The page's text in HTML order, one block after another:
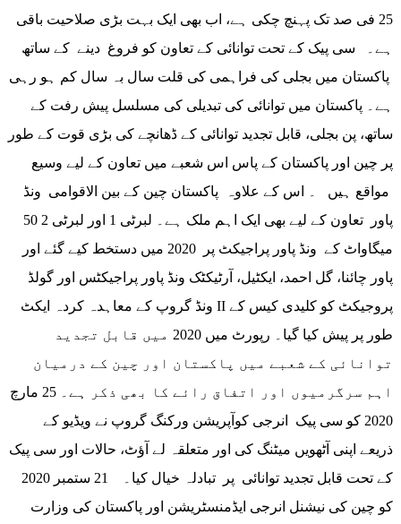
25 فی صد تک پہنچ چکی ہے، اب بھی ایک بہت بڑی صلاحیت باقی
ہے۔ سی پیک کے تحت توانائی کے تعاون کو فروغ دینے کے ساتھ
پاکستان میں بجلی کی فراہمی کی قلت سال بہ سال کم ہو رہی
ہے۔ پاکستان میں توانائی کی تبدیلی کی مسلسل پیش رفت کے
ساتھ، پن بجلی، قابل تجدید توانائی کے ڈھانچے کی بڑی قوت کے طور
پر چین اور پاکستان کے پاس اس شعبے میں تعاون کے لیے وسیع
مواقع ہیں ۔ اس کے علاوہ پاکستان چین کے بین الاقوامی ونڈ
پاور تعاون کے لیے بھی ایک اہم ملک ہے۔ لبرٹی 1 اور لبرٹی 2 50
میگاواٹ کے ونڈ پاور پراجیکٹ پر 2020 میں دستخط کیے گئے اور
پاور چائنا، گل احمد، ایکٹیل، آرٹیکٹک ونڈ پاور پراجیکٹس اور گولڈ
ونڈ گروپ کے معاہدہ کردہ ایکٹ II پروجیکٹ کو کلیدی کیس کے
طور پر پیش کیا گیا۔ رپورٹ میں 2020 میں قابل تجدید
توانائی کے شعبے میں پاکستان اور چین کے درمیان
اہم سرگرمیوں اور اتفاق رائے کا بھی ذکر ہے۔ 25 مارچ
2020 کو سی پیک انرجی کوآپریشن ورکنگ گروپ نے ویڈیو کے
ذریعے اپنی آٹھویں میٹنگ کی اور متعلقہ لے آؤٹ، حالات اور سی پیک
کے تحت قابل تجدید توانائی پر تبادلہ خیال کیا۔ 21 ستمبر 2020
کو چین کی نیشنل انرجی ایڈمنسٹریشن اور پاکستان کی وزارت